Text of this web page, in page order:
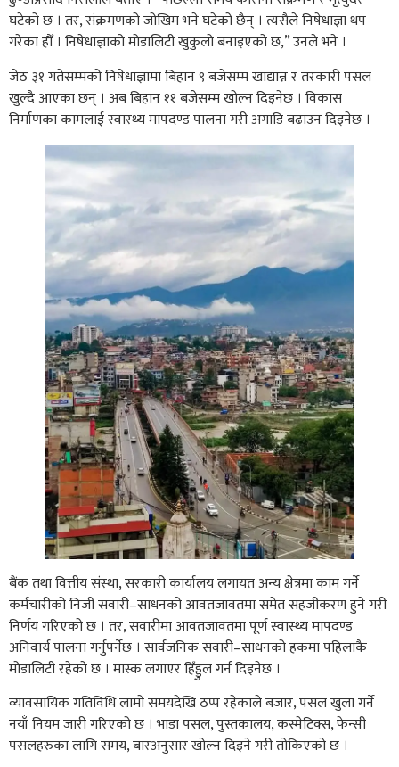
घटेको छ । तर, संक्रमणको जोखिम भने घटेको छैन् । त्यसैले निषेधाज्ञा थप
गरेका हौँ । निषेधाज्ञाको मोडालिटी खुकुलो बनाइएको छ,” उनले भने ।
जेठ ३१ गतेसम्मको निषेधाज्ञामा बिहान ९ बजेसम्म खाद्यान्न र तरकारी पसल
खुल्दै आएका छन् । अब बिहान ११ बजेसम्म खोल्न दिइनेछ । विकास
निर्माणका कामलाई स्वास्थ्य मापदण्ड पालना गरी अगाडि बढाउन दिइनेछ ।
बैंक तथा वित्तीय संस्था, सरकारी कार्यालय लगायत अन्य क्षेत्रमा काम गर्ने
कर्मचारीको निजी सवारी–साधनको आवतजावतमा समेत सहजीकरण हुने गरी
निर्णय गरिएको छ । तर, सवारीमा आवतजावतमा पूर्ण स्वास्थ्य मापदण्ड
अनिवार्य पालना गर्नुपर्नेछ । सार्वजनिक सवारी–साधनको हकमा पहिलाकै
मोडालिटी रहेको छ । मास्क लगाएर हिँड्डुुल गर्न दिइनेछ ।
व्यावसायिक गतिविधि लामो समयदेखि ठप्प रहेकाले बजार, पसल खुला गर्ने
नयाँ नियम जारी गरिएको छ । भाडा पसल, पुस्तकालय, कस्मेटिक्स, फेन्सी
पसलहरुका लागि समय, बारअनुसार खोल्न दिइने गरी तोकिएको छ ।